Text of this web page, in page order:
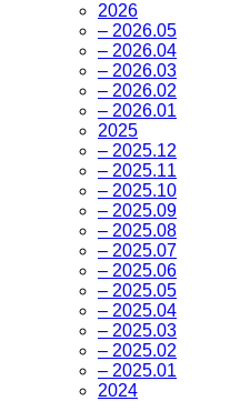
2026
– 2026.05
– 2026.04
– 2026.03
– 2026.02
– 2026.01
2025
– 2025.12
– 2025.11
– 2025.10
– 2025.09
– 2025.08
– 2025.07
– 2025.06
– 2025.05
– 2025.04
– 2025.03
– 2025.02
– 2025.01
2024